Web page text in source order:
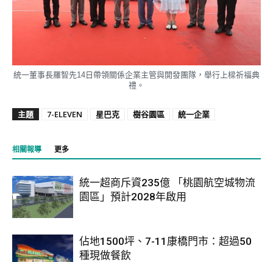
統一董事長羅智先14日帶領關係企業主管與開發團隊，舉行上樑祈福典
禮。
主題 7-ELEVEN 星巴克 樹谷園區 統一企業
相關報導 更多
統一超商斥資235億 「桃園航空城物流
園區」預計2028年啟用
佔地1500坪、7-11康橋門市：超過50
種現做餐飲